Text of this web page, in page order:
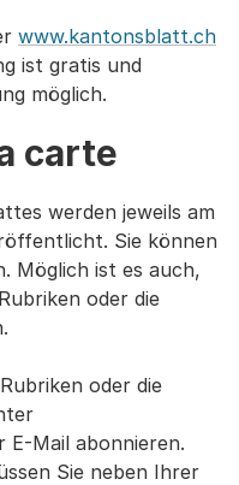
www.kantonsblatt.ch
ist gratis und
möglich.
carte
werden jeweils am
Sie können
Möglich ist es auch,
oder die
oder die
Mail abonnieren.
Sie neben Ihrer